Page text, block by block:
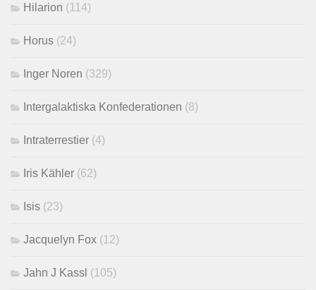
Hilarion (114)
Horus (24)
Inger Noren (329)
Intergalaktiska Konfederationen (8)
Intraterrestier (4)
Iris Kähler (62)
Isis (23)
Jacquelyn Fox (12)
Jahn J Kassl (105)